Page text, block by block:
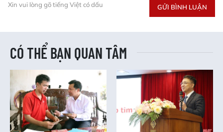
Xin vui lòng gõ tiếng Việt có dấu GỬI BÌNH LUẬN
CÓ THỂ BẠN QUAN TÂM